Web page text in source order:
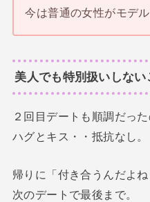
今は普通の女性がモデ
美人でも特別扱いしない
２回目デートも順調だっ
ハグとキス・・抵抗なし。
帰りに「付き合うんだよ
次のデートで最後まで。